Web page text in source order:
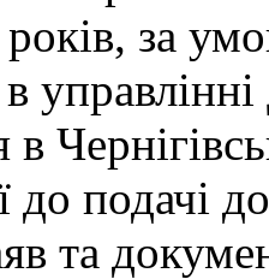
за
в
в
до подачі
та